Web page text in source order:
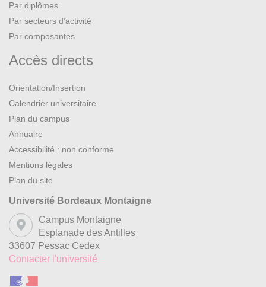
Par diplômes
Par secteurs d’activité
Par composantes
Accès directs
Orientation/Insertion
Calendrier universitaire
Plan du campus
Annuaire
Accessibilité : non conforme
Mentions légales
Plan du site
Université Bordeaux Montaigne
Campus Montaigne
Esplanade des Antilles
33607 Pessac Cedex
Contacter l'université